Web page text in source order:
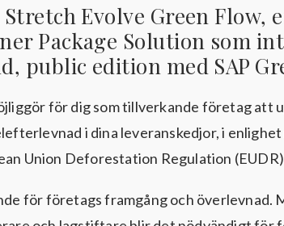
Evolve Green Flow,
Package Solution som
public edition med SAP
för dig som tillverkande företag att
i dina leveranskedjor, i enlighet
Union Deforestation Regulation
för företags framgång och överlevnad.